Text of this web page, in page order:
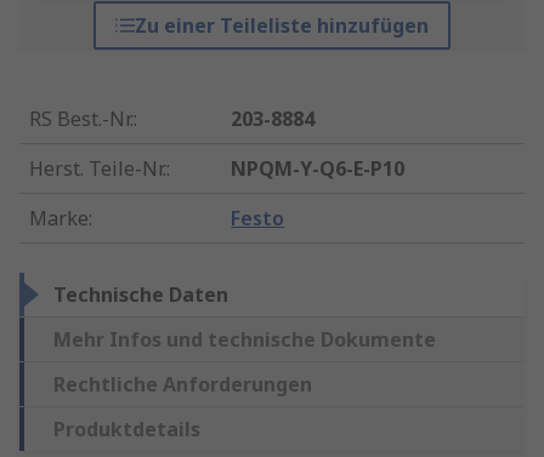
Zu einer Teileliste hinzufügen
RS Best.-Nr.:
203-8884
Herst. Teile-Nr.:
NPQM-Y-Q6-E-P10
Marke: Festo
Technische Daten
Mehr Infos und technische Dokumente
Rechtliche Anforderungen
Produktdetails